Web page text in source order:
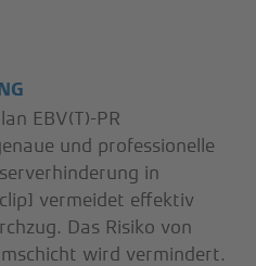
EBV(T)-PR
und professionelle
in
vermeidet effektiv
Das Risiko von
wird vermindert.